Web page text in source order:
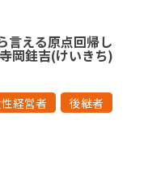
言える原点回帰し
岡銈吉(けいきち)
経営者 後継者